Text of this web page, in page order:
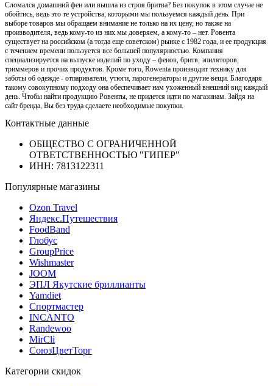
Сломался домашний фен или вышла из строя бритва? Без покупок в этом случае не
обойтись, ведь это те устройства, которыми мы пользуемся каждый день. При
выборе товаров мы обращаем внимание не только на их цену, но также на
производителя, ведь кому-то из них мы доверяем, а кому-то – нет. Ровента
существует на российском (а тогда еще советском) рынке с 1982 года, и ее продукция
с течением времени пользуется все большей популярностью. Компания
специализируется на выпуске изделий по уходу – фенов, бритв, эпиляторов,
триммеров и прочих продуктов. Кроме того, Rowenta производит технику для
заботы об одежде - отпариватели, утюги, парогенераторы и другие вещи. Благодаря
такому совокупному подходу она обеспечивает нам ухоженный внешний вид каждый
день. Чтобы найти продукцию Ровенты, не придется идти по магазинам. Зайдя на
сайт бренда, Вы без труда сделаете необходимые покупки.
Контактные данные
ОБЩЕСТВО С ОГРАНИЧЕННОЙ
ОТВЕТСТВЕННОСТЬЮ "ГИПЕР"
ИНН: 7813122311
Популярные магазины
Ozon Travel
Яндекс.Путешествия
FoodBand
Глобус
GroupPrice
Wishmaster
JOOM
ЭПЛ Якутские бриллианты
Yamdiet
Спортмастер
INCANTO
Randewoo
MirCli
СоюзЦветТорг
Категории скидок